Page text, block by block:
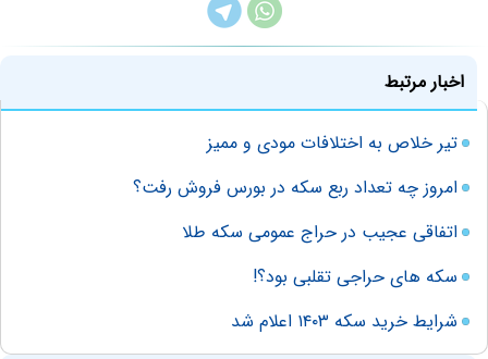
اخبار مرتبط
تیر خلاص به اختلافات مودی و ممیز
امروز چه تعداد ربع سکه در بورس فروش رفت؟
اتفاقی عجیب در حراج عمومی سکه طلا
سکه های حراجی تقلبی بود؟!
شرایط خرید سکه ۱۴۰۳ اعلام شد